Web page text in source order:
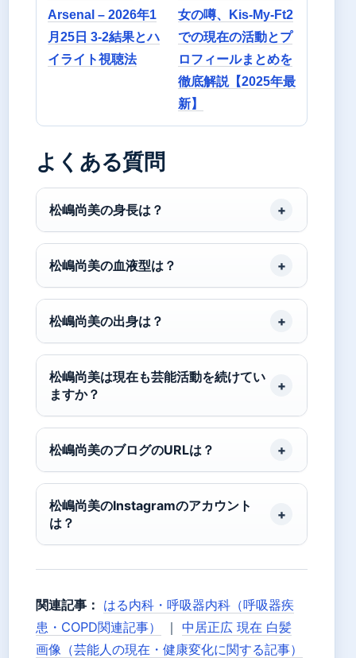
Arsenal – 2026年1
月25日 3-2結果とハ
イライト視聴法
女の噂、Kis-My-Ft2
での現在の活動とプ
ロフィールまとめを
徹底解説【2025年最
新】
よくある質問
松嶋尚美の身長は？
松嶋尚美の血液型は？
松嶋尚美の出身は？
松嶋尚美は現在も芸能活動を続けてい
ますか？
松嶋尚美のブログのURLは？
松嶋尚美のInstagramのアカウント
は？
関連記事： はる内科・呼吸器内科（呼吸器疾
患・COPD関連記事）
｜ 中居正広 現在 白髪
画像（芸能人の現在・健康変化に関する記事）